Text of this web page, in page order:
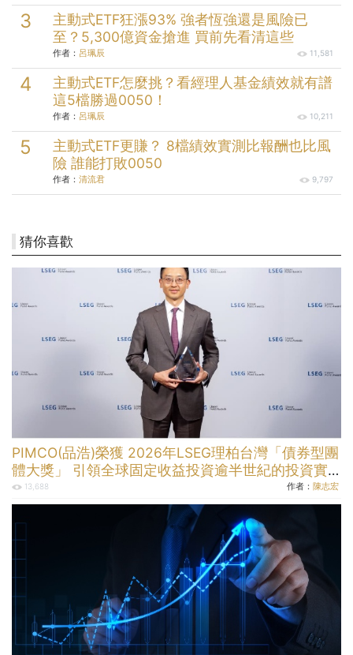
主動式ETF狂漲93% 強者恆強還是風險已
至？5,300億資金搶進 買前先看清這些
作者： 呂珮辰 11,581
主動式ETF怎麼挑？看經理人基金績效就有譜
這5檔勝過0050！
作者： 呂珮辰 10,211
主動式ETF更賺？ 8檔績效實測比報酬也比風
險 誰能打敗0050
作者： 清流君 9,797
猜你喜歡
PIMCO(品浩)榮獲 2026年LSEG理柏台灣「債券型團
體大獎」 引領全球固定收益投資逾半世紀的投資實
力13,688 作者： 陳志宏